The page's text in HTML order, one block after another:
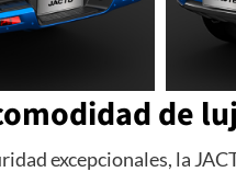
de
excepcionales, la